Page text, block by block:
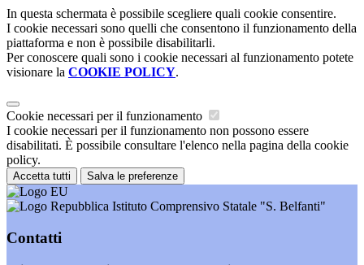
In questa schermata è possibile scegliere quali cookie consentire.
I cookie necessari sono quelli che consentono il funzionamento della
piattaforma e non è possibile disabilitarli.
Per conoscere quali sono i cookie necessari al funzionamento potete
visionare la COOKIE POLICY.
Cookie necessari per il funzionamento
I cookie necessari per il funzionamento non possono essere
disabilitati. È possibile consultare l'elenco nella pagina della cookie
policy.
Accetta tutti Salva le preferenze
Istituto Comprensivo Statale "S. Belfanti"
Contatti